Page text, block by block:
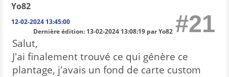
Yo82
12-02-2024 13:45:00 #21
Dernière édition: 13-02-2024 13:08:19 par Yo82
Salut,
J'ai finalement trouvé ce qui génère ce
plantage, j'avais un fond de carte custom